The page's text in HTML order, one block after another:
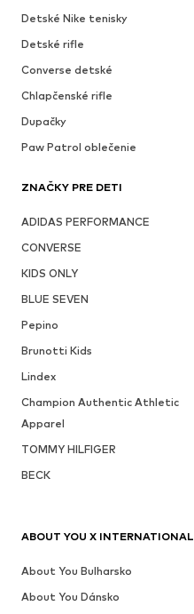
Detské Nike tenisky
Detské rifle
Converse detské
Chlapčenské rifle
Dupačky
Paw Patrol oblečenie
ZNAČKY PRE DETI
ADIDAS PERFORMANCE
CONVERSE
KIDS ONLY
BLUE SEVEN
Pepino
Brunotti Kids
Lindex
Champion Authentic Athletic
Apparel
TOMMY HILFIGER
BECK
ABOUT YOU X INTERNATIONAL
About You Bulharsko
About You Dánsko